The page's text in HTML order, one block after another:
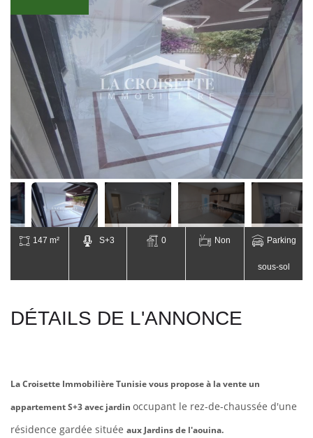
147 m² S+3 0 Non Parking
sous-sol
DÉTAILS DE L'ANNONCE
La Croisette Immobilière Tunisie vous propose à la vente un
appartement S+3 avec jardin occupant le rez-de-chaussée d'une
résidence gardée située aux Jardins de l'aouina.